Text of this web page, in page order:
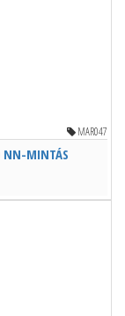
MAR047
NN-MINTÁS